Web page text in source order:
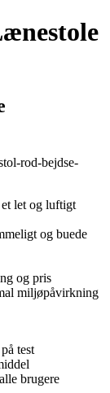
rod-bejdse-
let og luftigt
og buede
og pris
miljøpåvirkning
test
brugere